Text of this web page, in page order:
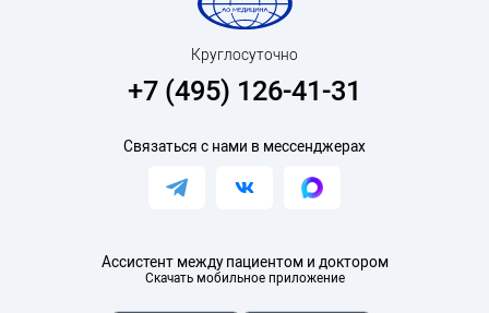
Ассистент между пациентом и доктором
Скачать мобильное приложение
Круглосуточно
+7 (495) 126-41-31
Связаться с нами в мессенджерах